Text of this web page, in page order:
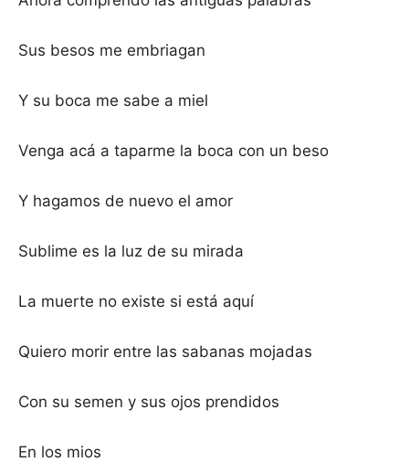
Sus besos me embriagan
Y su boca me sabe a miel
Venga acá a taparme la boca con un beso
Y hagamos de nuevo el amor
Sublime es la luz de su mirada
La muerte no existe si está aquí
Quiero morir entre las sabanas mojadas
Con su semen y sus ojos prendidos
En los mios